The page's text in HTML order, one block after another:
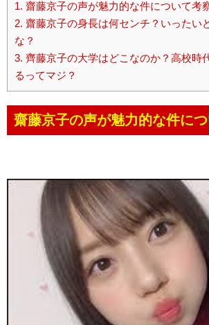
1. 齋藤京子の声が魅力的な件について考
2. 齋藤京子の身長は何センチ？いったい
な？
3. 齊藤京子の大学はどこなのか？高校時
るってマジ？
齋藤京子の声が魅力的な件につ